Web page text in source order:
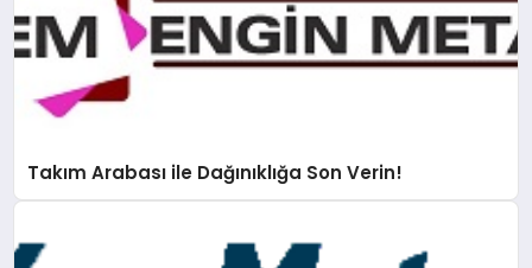
Takım Arabası ile Dağınıklığa Son Verin!